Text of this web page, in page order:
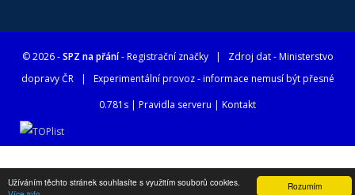
Rozumím
Užíváním těchto stránek souhlasíte s využitím souborů cookies.
© 2026 -SPZ na přání- Registrační značky| Zdroj dat -Ministerstvo
dopravy ČR| Experimentální provoz - informace nemusí být přesné
0.781s | Pravidla serveru | Kontakt